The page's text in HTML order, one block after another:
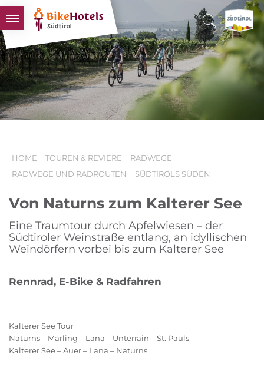
BIKEHOTELS
HOTELS & PAKETE
TOUREN & REVIERE
SÜDTIROL & WIR
HOME TOUREN & REVIERE
RADWEGE
RADWEGE UND RADROUTEN
SÜDTIROLS SÜDEN
Von Naturns zum Kalterer See
Eine Traumtour durch Apfelwiesen – der
Südtiroler Weinstraße entlang, an idyllischen
Weindörfern vorbei bis zum Kalterer See
Rennrad, E-Bike & Radfahren
Kalterer See Tour
Naturns – Marling – Lana – Unterrain – St. Pauls –
Kalterer See – Auer – Lana – Naturns